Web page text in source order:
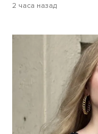
2 часа назад